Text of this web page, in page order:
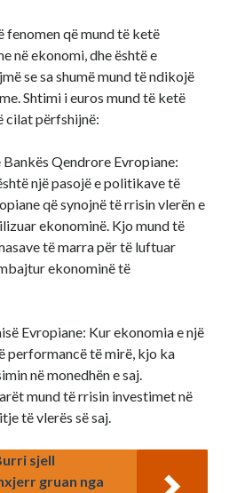
fenomen që mund të ketë
në ekonomi, dhe është e
se sa shumë mund të ndikojë
Shtimi i euros mund të ketë
cilat përfshijnë:
Qendrore Evropiane:
një pasojë e politikave të
që synojnë të rrisin vlerën e
ekonominë. Kjo mund të
të marra për të luftuar
ekonominë të
Evropiane: Kur ekonomia e një
performancë të mirë, kjo ka
në monedhën e saj.
mund të rrisin investimet në
të vlerës së saj.
sjell
gruan nga